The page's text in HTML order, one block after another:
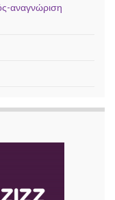
αναγνώριση